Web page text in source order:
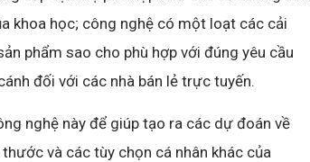
khoa học; công nghệ có một loạt các cải
phẩm sao cho phù hợp với đúng yêu cầu
đối với các nhà bán lẻ trực tuyến.
nghệ này để giúp tạo ra các dự đoán về
và các tùy chọn cá nhân khác của